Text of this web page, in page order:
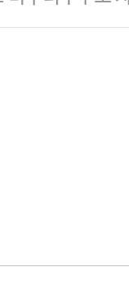
전통음식인 비
을 이어간다